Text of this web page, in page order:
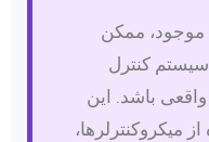
موجود، ممکن
کنترل
باشد. این
میکروکنترلرها،